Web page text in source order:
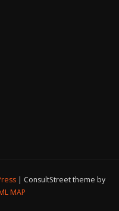
ConsultStreet theme by
MAP